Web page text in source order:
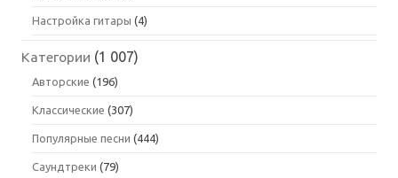
Настройка гитары (4)
Категории (1 007)
Авторские (196)
Классические (307)
Популярные песни (444)
Саундтреки (79)